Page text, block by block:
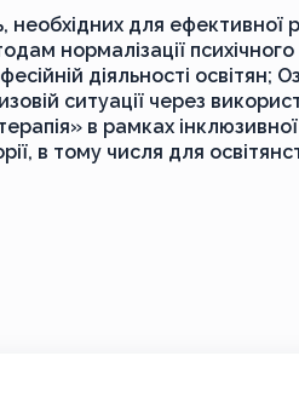
для ефективної
нормалізації
діяльності освітян;
ситуації через
в рамках
в тому числя для